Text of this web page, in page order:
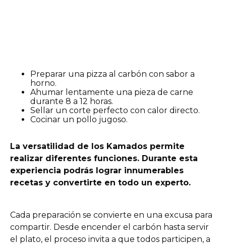
Preparar una pizza al carbón con sabor a
horno.
Ahumar lentamente una pieza de carne
durante 8 a 12 horas.
Sellar un corte perfecto con calor directo.
Cocinar un pollo jugoso.
La versatilidad de los Kamados permite
realizar diferentes funciones. Durante esta
experiencia podrás lograr innumerables
recetas y convertirte en todo un experto.
Cada preparación se convierte en una excusa para
compartir. Desde encender el carbón hasta servir
el plato, el proceso invita a que todos participen, a